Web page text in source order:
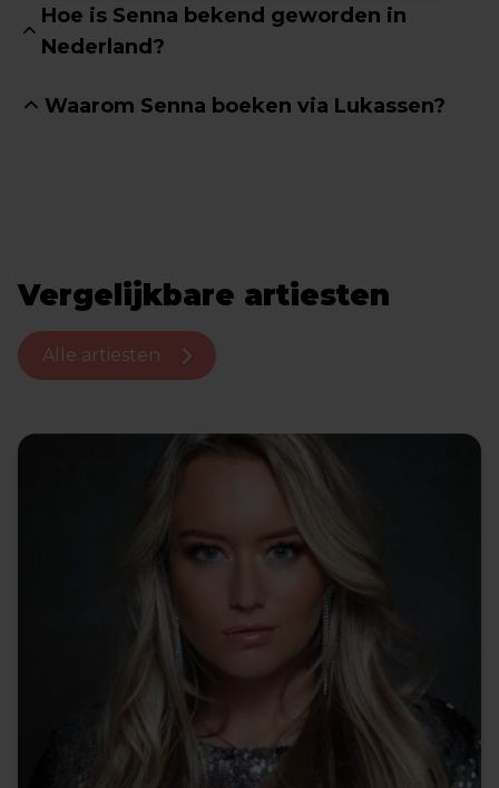
Hoe is Senna bekend geworden in
Nederland?
Waarom Senna boeken via Lukassen?
Vergelijkbare artiesten
Alle artiesten